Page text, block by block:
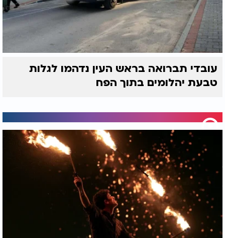
עובדי תברואה בראש העין נדהמו לגלות
טבעת יהלומים בתוך הפח